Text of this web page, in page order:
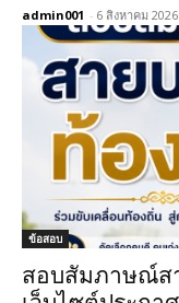
admin001 - 6 สิงหาคม 2026
ข้อสอบ
สอบสัมภาษณ์ส